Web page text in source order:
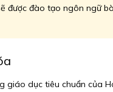
được đào tạo ngôn
dục tiêu chuẩn của